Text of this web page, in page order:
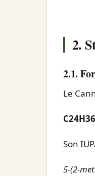
2.
2.1.
Le
Son
5-(2-